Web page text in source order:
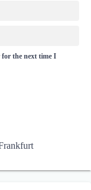
for the next time I